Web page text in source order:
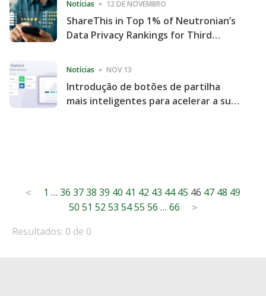
Notícias 12 DE NOVEMBRO
ShareThis in Top 1% of Neutronian’s
Data Privacy Rankings for Third
Notícias NOV 13
Introdução de botões de partilha
mais inteligentes para acelerar a sua
Posts
pagination
< 1 … 36 3738 39 40 41 42 43 44 45 46 47 48 49
50 51 52 53 54 55 56 … 66 >
Resultados: 0 de 0